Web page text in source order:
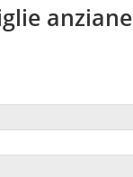
anziane